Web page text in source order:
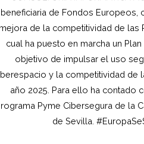
beneficiaria de Fondos Europeos,
de la competitividad de las
cual ha puesto en marcha un
objetivo de impulsar el uso
y la competitividad de
año 2025. Para ello ha contado
Pyme Cibersegura de la
de Sevilla.